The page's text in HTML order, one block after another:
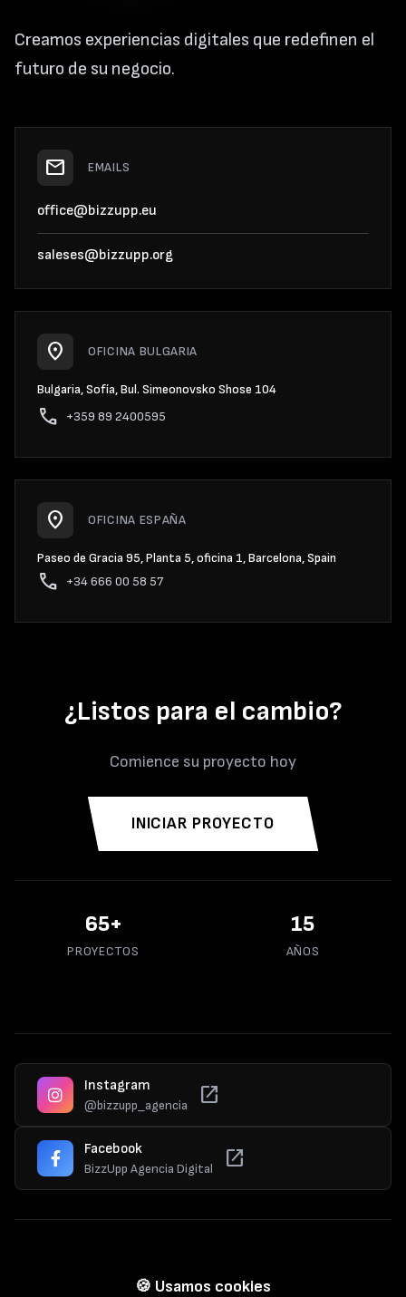
Creamos experiencias digitales que redefinen el
futuro de su negocio.
mail EMAILS
office@bizzupp.eu
saleses@bizzupp.org
location_on OFICINA BULGARIA
Bulgaria, Sofía, Bul. Simeonovsko Shose 104
phone +359 89 2400595
location_on OFICINA ESPAÑA
Paseo de Gracia 95, Planta 5, oficina 1, Barcelona, Spain
phone +34 666 00 58 57
¿Listos para el cambio?
Comience su proyecto hoy
INICIAR PROYECTO
70+
PROYECTOS
15
AÑOS
Instagram
@bizzupp_agencia open_in_new
Facebook
BizzUpp Agencia Digital open_in_new
🍪 Usamos cookies